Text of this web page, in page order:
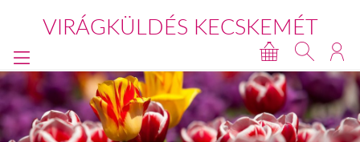
VIRÁGKÜLDÉS KECSKEMÉT